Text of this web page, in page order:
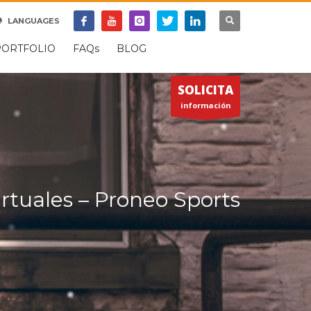
SOPORTE REMOTO
LANGUAGES
FAQs
BLOG
SOLICITA
información
– Proneo Sports